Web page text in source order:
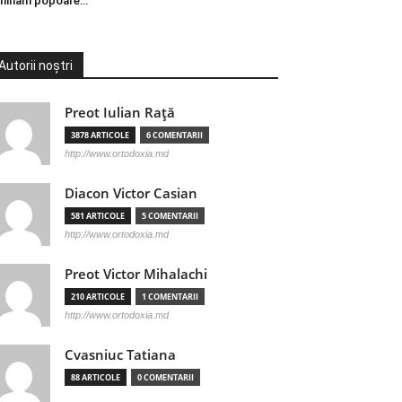
noștri
Preot Iulian Raţă
3878 ARTICOLE 6 COMENTARII
http://www.ortodoxia.md
Diacon Victor Casian
581 ARTICOLE 5 COMENTARII
http://www.ortodoxia.md
Preot Victor Mihalachi
210 ARTICOLE 1 COMENTARII
http://www.ortodoxia.md
Cvasniuc Tatiana
88 ARTICOLE 0 COMENTARII